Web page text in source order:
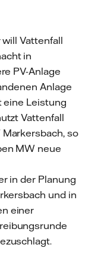
Vattenfall
in
PV-Anlage
Anlage
eine Leistung
Vattenfall
so
MW neue
in der Planung
und in
einer